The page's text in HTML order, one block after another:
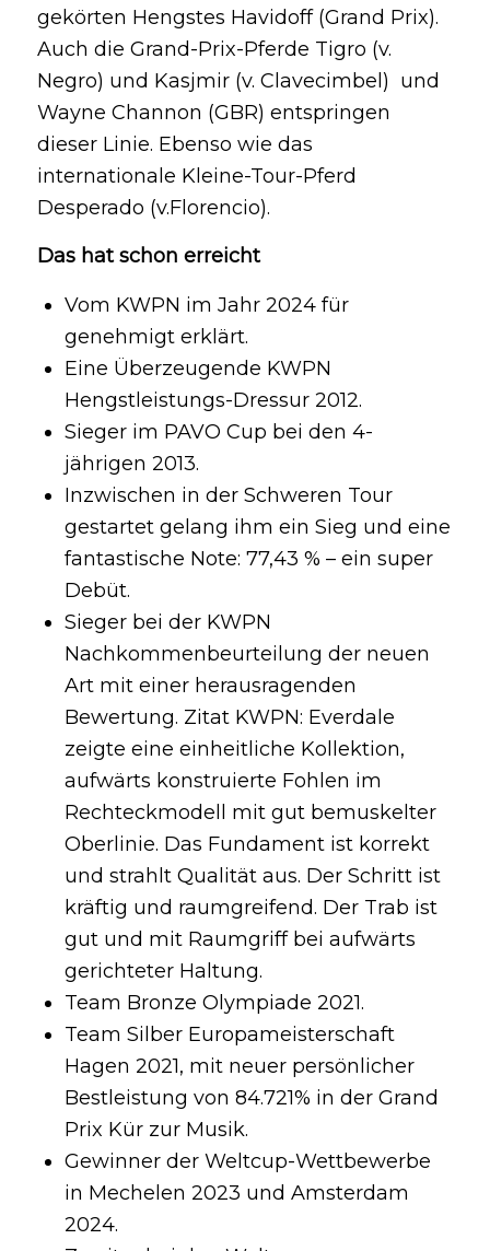
gekörten Hengstes Havidoff (Grand Prix).
Auch die Grand-Prix-Pferde Tigro (v.
Negro) und Kasjmir (v. Clavecimbel) und
Wayne Channon (GBR) entspringen
dieser Linie. Ebenso wie das
internationale Kleine-Tour-Pferd
Desperado (v.Florencio).
Das hat schon erreicht
Vom KWPN im Jahr 2024 für
genehmigt erklärt.
Eine Überzeugende KWPN
Hengstleistungs-Dressur 2012.
Sieger im PAVO Cup bei den 4-
jährigen 2013.
Inzwischen in der Schweren Tour
gestartet gelang ihm ein Sieg und eine
fantastische Note: 77,43 % – ein super
Debüt.
Sieger bei der KWPN
Nachkommenbeurteilung der neuen
Art mit einer herausragenden
Bewertung. Zitat KWPN: Everdale
zeigte eine einheitliche Kollektion,
aufwärts konstruierte Fohlen im
Rechteckmodell mit gut bemuskelter
Oberlinie. Das Fundament ist korrekt
und strahlt Qualität aus. Der Schritt ist
kräftig und raumgreifend. Der Trab ist
gut und mit Raumgriff bei aufwärts
gerichteter Haltung.
Team Bronze Olympiade 2021.
Team Silber Europameisterschaft
Hagen 2021, mit neuer persönlicher
Bestleistung von 84.721% in der Grand
Prix Kür zur Musik.
Gewinner der Weltcup-Wettbewerbe
in Mechelen 2023 und Amsterdam
2024.